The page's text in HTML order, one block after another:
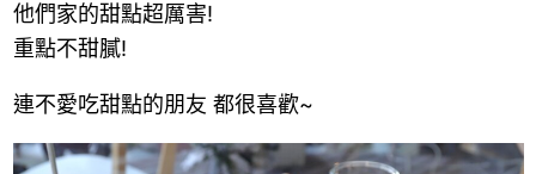
他們家的甜點超厲害!
重點不甜膩!
連不愛吃甜點的朋友 都很喜歡~